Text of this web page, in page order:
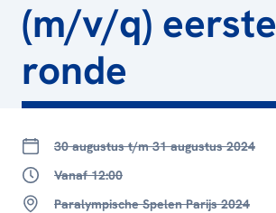
(m/v/q) eerste
ronde
30 augustus t/m 31 augustus 2024
Vanaf 12:00
Paralympische Spelen Parijs 2024